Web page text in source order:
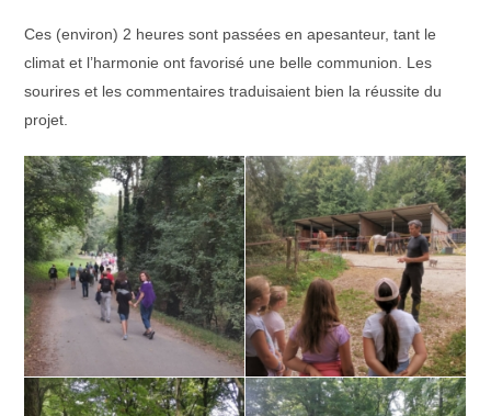
Ces (environ) 2 heures sont passées en apesanteur, tant le
climat et l’harmonie ont favorisé une belle communion. Les
sourires et les commentaires traduisaient bien la réussite du
projet.